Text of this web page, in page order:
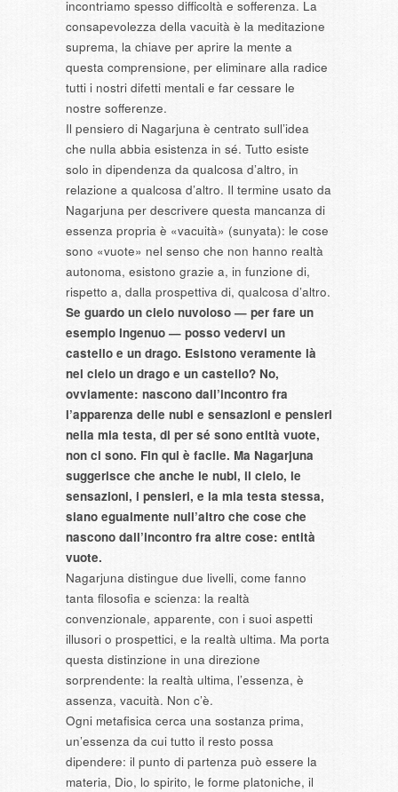
incontriamo spesso difficoltà e sofferenza. La
consapevolezza della vacuità è la meditazione
suprema, la chiave per aprire la mente a
questa comprensione, per eliminare alla radice
tutti i nostri difetti mentali e far cessare le
nostre sofferenze.
Il pensiero di Nagarjuna è centrato sull’idea
che nulla abbia esistenza in sé. Tutto esiste
solo in dipendenza da qualcosa d’altro, in
relazione a qualcosa d’altro. Il termine usato da
Nagarjuna per descrivere questa mancanza di
essenza propria è «vacuità» (sunyata): le cose
sono «vuote» nel senso che non hanno realtà
autonoma, esistono grazie a, in funzione di,
rispetto a, dalla prospettiva di, qualcosa d’altro.
Se guardo un cielo nuvoloso — per fare un
esempio ingenuo — posso vedervi un
castello e un drago. Esistono veramente là
nel cielo un drago e un castello? No,
ovviamente: nascono dall’incontro fra
l’apparenza delle nubi e sensazioni e pensieri
nella mia testa, di per sé sono entità vuote,
non ci sono. Fin qui è facile. Ma Nagarjuna
suggerisce che anche le nubi, il cielo, le
sensazioni, i pensieri, e la mia testa stessa,
siano egualmente null’altro che cose che
nascono dall’incontro fra altre cose: entità
vuote.
Nagarjuna distingue due livelli, come fanno
tanta filosofia e scienza: la realtà
convenzionale, apparente, con i suoi aspetti
illusori o prospettici, e la realtà ultima. Ma porta
questa distinzione in una direzione
sorprendente: la realtà ultima, l’essenza, è
assenza, vacuità. Non c’è.
Ogni metafisica cerca una sostanza prima,
un’essenza da cui tutto il resto possa
dipendere: il punto di partenza può essere la
materia, Dio, lo spirito, le forme platoniche, il